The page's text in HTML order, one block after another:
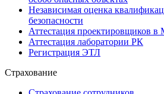
Независимая оценка
безопасности
Аттестация проектировщиков
Аттестация лаборатории РК
Регистрация ЭТЛ
Страхование